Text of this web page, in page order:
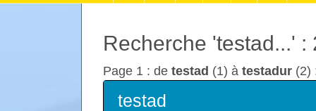
Recherche 'testad...' :
Page 1 : de testad (1) à testadur (2)
testad